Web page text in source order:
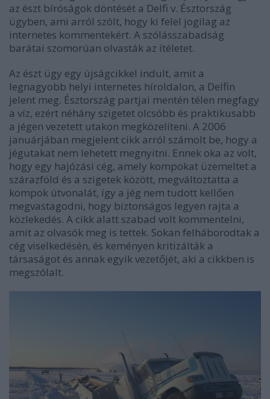
az észt bíróságok döntését a Delfi v. Észtország
ügyben, ami arról szólt, hogy ki felel jogilag az
internetes kommentekért. A szólásszabadság
barátai szomorúan olvasták az ítéletet.
Az észt ügy egy újságcikkel indult, amit a
legnagyobb helyi internetes híroldalon, a Delfin
jelent meg. Észtország partjai mentén télen megfagy
a víz, ezért néhány szigetet olcsóbb és praktikusabb
a jégen vezetett utakon megközelíteni. A 2006
januárjában megjelent cikk arról számolt be, hogy a
jégutakat nem lehetett megnyitni. Ennek oka az volt,
hogy egy hajózási cég, amely kompokat üzemeltet a
szárazföld és a szigetek között, megváltoztatta a
kompok útvonalát, így a jég nem tudott kellően
megvastagodni, hogy biztonságos legyen rajta a
közlekedés. A cikk alatt szabad volt kommentelni,
amit az olvasók meg is tettek. Sokan felháborodtak a
cég viselkedésén, és keményen kritizálták a
társaságot és annak egyik vezetőjét, aki a cikkben is
megszólalt.